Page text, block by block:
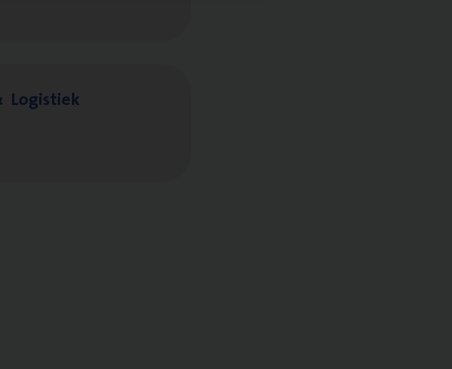
Logistiek